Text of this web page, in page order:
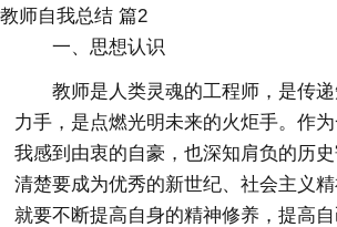
教师自我总结 篇2
一、思想认识
教师是人类灵魂的工程师，是传
力手，是点燃光明未来的火炬手。作为
我感到由衷的自豪，也深知肩负的历
清楚要成为优秀的新世纪、社会主义精
就要不断提高自身的精神修养，提高